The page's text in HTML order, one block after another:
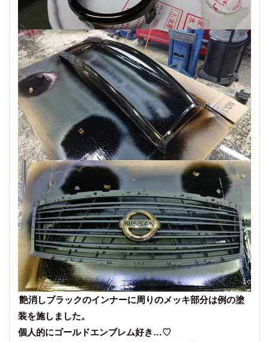
艶消しブラックのインナーに周りのメッキ部分は例の塗
装を施しました。
個人的にゴールドエンブレム好き…♡